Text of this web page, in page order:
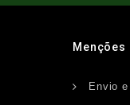
Menções
Envio